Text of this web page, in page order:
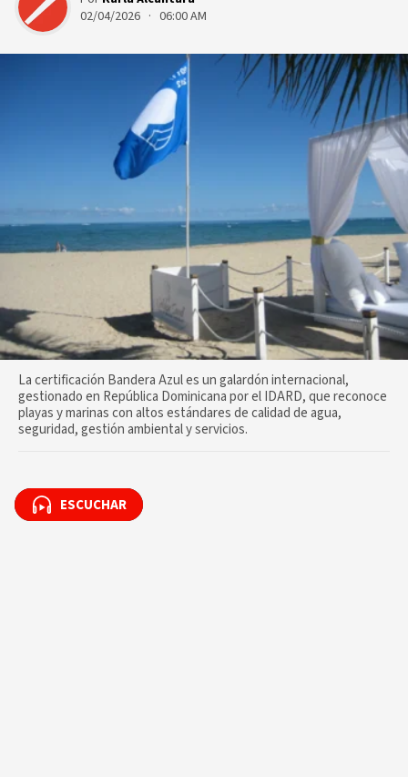
02/04/2026 · 06:00 AM
La certificación Bandera Azul es un galardón internacional,
gestionado en República Dominicana por el IDARD, que reconoce
playas y marinas con altos estándares de calidad de agua,
seguridad, gestión ambiental y servicios.
ESCUCHAR
ESCUCHAR